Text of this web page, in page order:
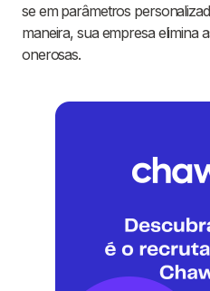
se em parâmetros
maneira, sua empresa elimina
onerosas.